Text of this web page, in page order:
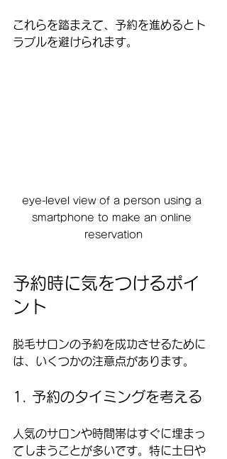
これらを踏まえて、予約を進めるとト
ラブルを避けられます。
eye-level view of a person using a
smartphone to make an online
reservation
予約時に気をつけるポイ
ント
脱毛サロンの予約を成功させるために
は、いくつかの注意点があります。
1. 予約のタイミングを考える
人気のサロンや時間帯はすぐに埋まっ
てしまうことが多いです。特に土日や